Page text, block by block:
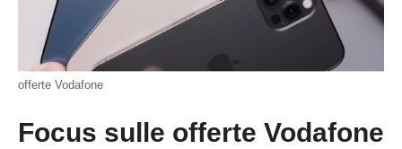
offerte Vodafone
Focus sulle offerte Vodafone